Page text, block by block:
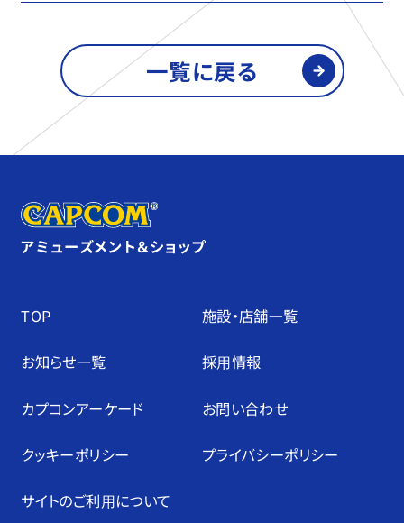
一覧に戻る
アミューズメント＆ショップ
TOP 施設・店舗⼀覧
お知らせ⼀覧 採⽤情報
カプコンアーケード お問い合わせ
クッキーポリシー プライバシーポリシー
サイトのご利⽤について